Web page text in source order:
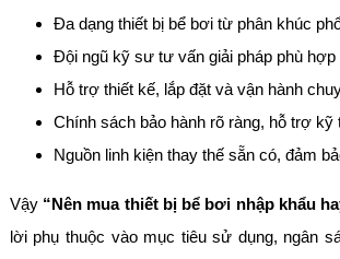
Đa dạng thiết bị bể bơi từ phân khúc
Đội ngũ kỹ sư tư vấn giải pháp phù
Hỗ trợ thiết kế, lắp đặt và vận hành
Chính sách bảo hành rõ ràng, hỗ trợ kỹ
Nguồn linh kiện thay thế sẵn có, đảm
Vậy “Nên mua thiết bị bể bơi nhập khẩu
lời phụ thuộc vào mục tiêu sử dụng, ngân